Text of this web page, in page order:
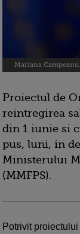
Mariana Campeanu
Proiectul de
reintregirea
din 1 iunie si
pus, luni, in
Ministerului
(MMFPS).
Potrivit